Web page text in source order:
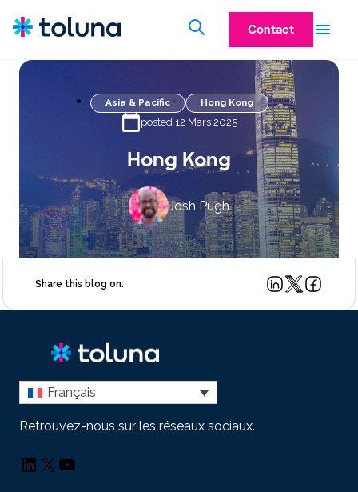
Contact
Asia & Pacific Hong Kong
posted 12 Mars 2025
Hong Kong
Josh Pugh
Share this blog on:
Français
Retrouvez-nous sur les réseaux sociaux.
LinkedIn
X YouTube